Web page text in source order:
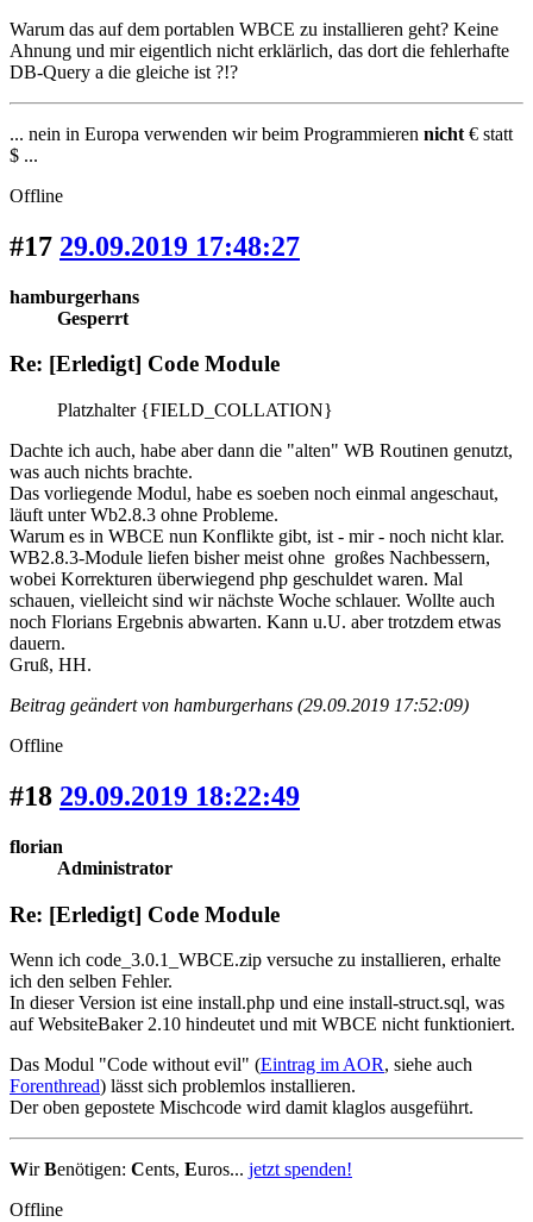
Warum das auf dem portablen WBCE zu installieren geht? Keine
Ahnung und mir eigentlich nicht erklärlich, das dort die fehlerhafte
DB-Query a die gleiche ist ?!?
... nein in Europa verwenden wir beim Programmieren nicht € statt
$ ...
Offline
#17 29.09.2019 17:48:27
hamburgerhans
Gesperrt
Re: [Erledigt] Code Module
Platzhalter {FIELD_COLLATION}
Dachte ich auch, habe aber dann die "alten" WB Routinen genutzt,
was auch nichts brachte.
Das vorliegende Modul, habe es soeben noch einmal angeschaut,
läuft unter Wb2.8.3 ohne Probleme.
Warum es in WBCE nun Konflikte gibt, ist - mir - noch nicht klar.
WB2.8.3-Module liefen bisher meist ohne großes Nachbessern,
wobei Korrekturen überwiegend php geschuldet waren. Mal
schauen, vielleicht sind wir nächste Woche schlauer. Wollte auch
noch Florians Ergebnis abwarten. Kann u.U. aber trotzdem etwas
dauern.
Gruß, HH.
Beitrag geändert von hamburgerhans (29.09.2019 17:52:09)
Offline
#18 29.09.2019 18:22:49
florian
Administrator
Re: [Erledigt] Code Module
Wenn ich code_3.0.1_WBCE.zip versuche zu installieren, erhalte
ich den selben Fehler.
In dieser Version ist eine install.php und eine install-struct.sql, was
auf WebsiteBaker 2.10 hindeutet und mit WBCE nicht funktioniert.
Das Modul "Code without evil" (Eintrag im AOR, siehe auch
Forenthread) lässt sich problemlos installieren.
Der oben gepostete Mischcode wird damit klaglos ausgeführt.
WirBenötigen: Cents, Euros... jetzt spenden!
Offline